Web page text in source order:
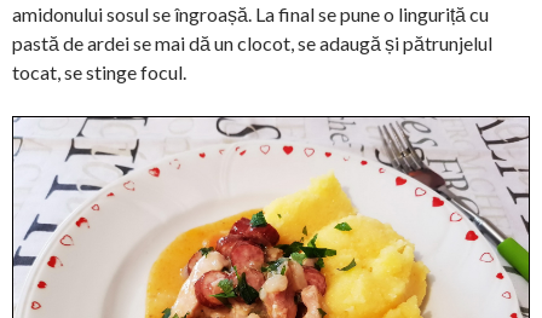
amidonului sosul se îngroașă. La final se pune o linguriță cu
pastă de ardei se mai dă un clocot, se adaugă și pătrunjelul
tocat, se stinge focul.